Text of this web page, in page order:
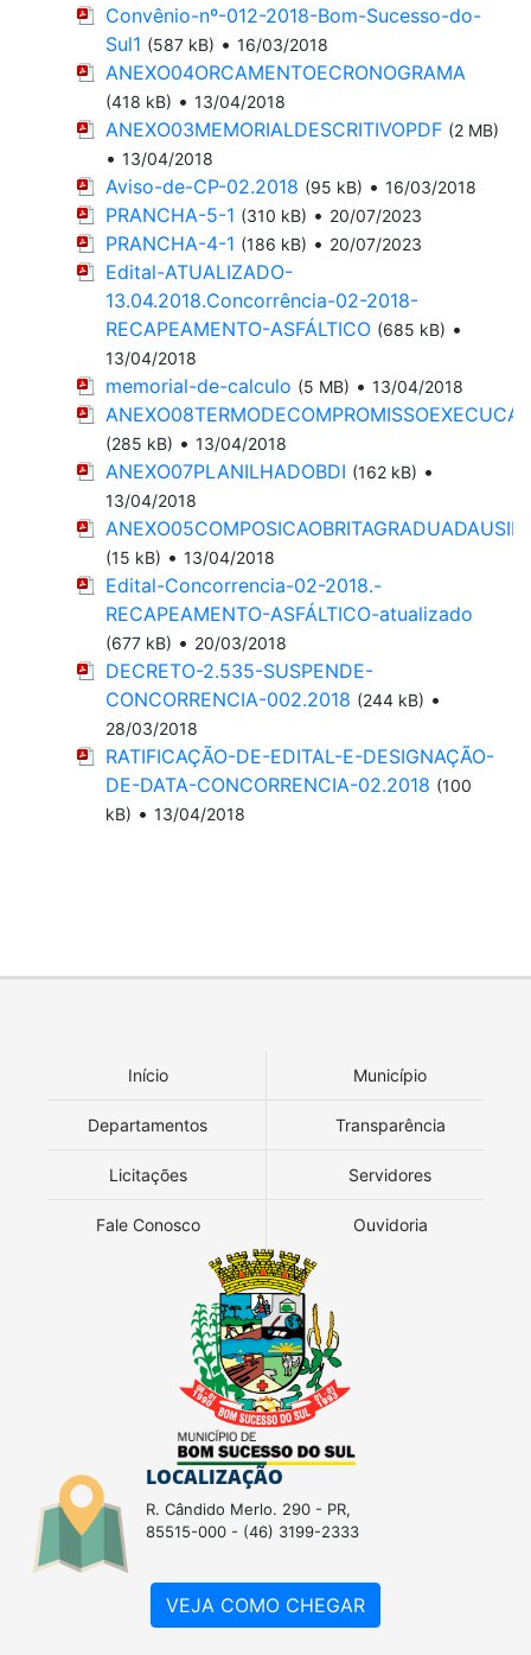
Convênio-nº-012-2018-Bom-Sucesso-do-
Sul1 (587 kB) • 16/03/2018
ANEXO04ORCAMENTOECRONOGRAMA
(418 kB) • 13/04/2018
ANEXO03MEMORIALDESCRITIVOPDF (2 MB)
• 13/04/2018
Aviso-de-CP-02.2018 (95 kB) • 16/03/2018
PRANCHA-5-1 (310 kB) • 20/07/2023
PRANCHA-4-1 (186 kB) • 20/07/2023
Edital-ATUALIZADO-
13.04.2018.Concorrência-02-2018-
RECAPEAMENTO-ASFÁLTICO (685 kB) •
13/04/2018
memorial-de-calculo (5 MB) • 13/04/2018
(285 kB) • 13/04/2018
ANEXO07PLANILHADOBDI (162 kB) •
13/04/2018
(15 kB) • 13/04/2018
Edital-Concorrencia-02-2018.-
RECAPEAMENTO-ASFÁLTICO-atualizado
(677 kB) • 20/03/2018
DECRETO-2.535-SUSPENDE-
CONCORRENCIA-002.2018 (244 kB) •
28/03/2018
RATIFICAÇÃO-DE-EDITAL-E-DESIGNAÇÃO-
DE-DATA-CONCORRENCIA-02.2018 (100
kB) • 13/04/2018
Início Município
Departamentos Transparência
Licitações Servidores
Fale Conosco Ouvidoria
LOCALIZAÇÃO
R. Cândido Merlo. 290 - PR,
85515-000 - (46) 3199-2333
VEJA COMO CHEGAR